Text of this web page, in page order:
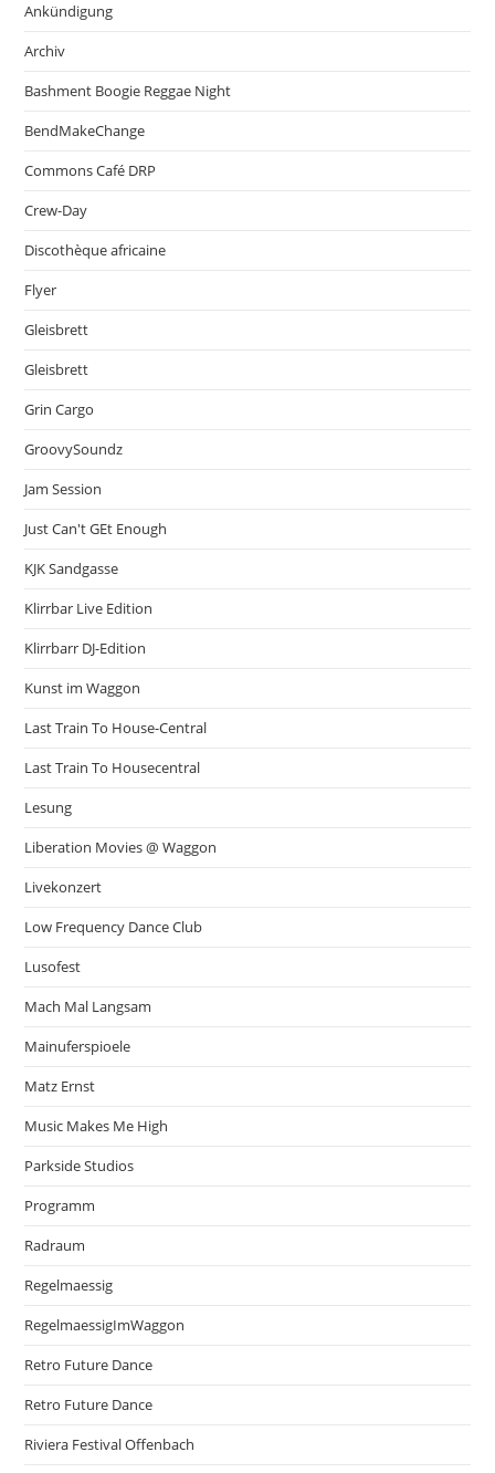
Ankündigung
Archiv
Bashment Boogie Reggae Night
BendMakeChange
Commons Café DRP
Crew-Day
Discothèque africaine
Flyer
Gleisbrett
Gleisbrett
Grin Cargo
GroovySoundz
Jam Session
Just Can't GEt Enough
KJK Sandgasse
Klirrbar Live Edition
Klirrbarr DJ-Edition
Kunst im Waggon
Last Train To House-Central
Last Train To Housecentral
Lesung
Liberation Movies @ Waggon
Livekonzert
Low Frequency Dance Club
Lusofest
Mach Mal Langsam
Mainuferspioele
Matz Ernst
Music Makes Me High
Parkside Studios
Programm
Radraum
Regelmaessig
RegelmaessigImWaggon
Retro Future Dance
Retro Future Dance
Riviera Festival Offenbach